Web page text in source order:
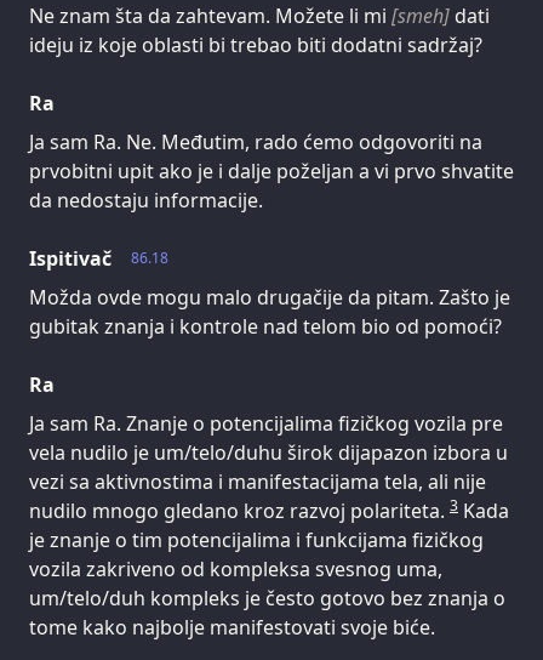
Ne znam šta da zahtevam. Možete li mi [smeh] dati
ideju iz koje oblasti bi trebao biti dodatni sadržaj?
Ra
Ja sam Ra. Ne. Međutim, rado ćemo odgovoriti na
prvobitni upit ako je i dalje poželjan a vi prvo shvatite
da nedostaju informacije.
86.18
Ispitivač
Možda ovde mogu malo drugačije da pitam. Zašto je
gubitak znanja i kontrole nad telom bio od pomoći?
Ra
Ja sam Ra. Znanje o potencijalima fizičkog vozila pre
vela nudilo je um/telo/duhu širok dijapazon izbora u
vezi sa aktivnostima i manifestacijama tela, ali nije
nudilo mnogo gledano kroz razvoj polariteta. 3 Kada
je znanje o tim potencijalima i funkcijama fizičkog
vozila zakriveno od kompleksa svesnog uma,
um/telo/duh kompleks je često gotovo bez znanja o
tome kako najbolje manifestovati svoje biće.